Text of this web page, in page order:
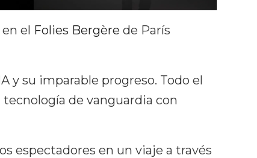
el Folies Bergère de París
y su imparable progreso. Todo el
de vanguardia con
espectadores en un viaje a través